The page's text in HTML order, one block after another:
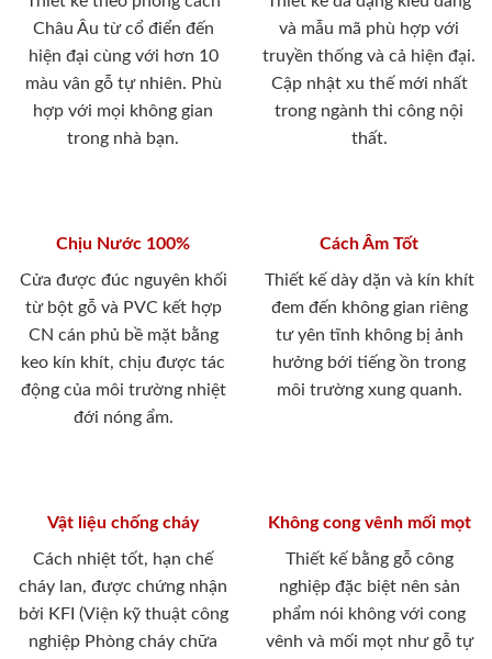
Châu Âu từ cổ điển đến
hiện đại cùng với hơn 10
màu vân gỗ tự nhiên. Phù
hợp với mọi không gian
trong nhà bạn.
và mẫu mã phù hợp với
truyền thống và cả hiện đại.
Cập nhật xu thế mới nhất
trong ngành thi công nội
thất.
Chịu Nước 100%
Cửa được đúc nguyên khối
từ bột gỗ và PVC kết hợp
CN cán phủ bề mặt bằng
keo kín khít, chịu được tác
động của môi trường nhiệt
đới nóng ẩm.
Cách Âm Tốt
Thiết kế dày dặn và kín khít
đem đến không gian riêng
tư yên tĩnh không bị ảnh
hưởng bới tiếng ồn trong
môi trường xung quanh.
Vật liệu chống cháy
Cách nhiệt tốt, hạn chế
cháy lan, được chứng nhận
bởi KFI (Viện kỹ thuật công
nghiệp Phòng cháy chữa
Không cong vênh mối mọt
Thiết kế bằng gỗ công
nghiệp đặc biệt nên sản
phẩm nói không với cong
vênh và mối mọt như gỗ tự